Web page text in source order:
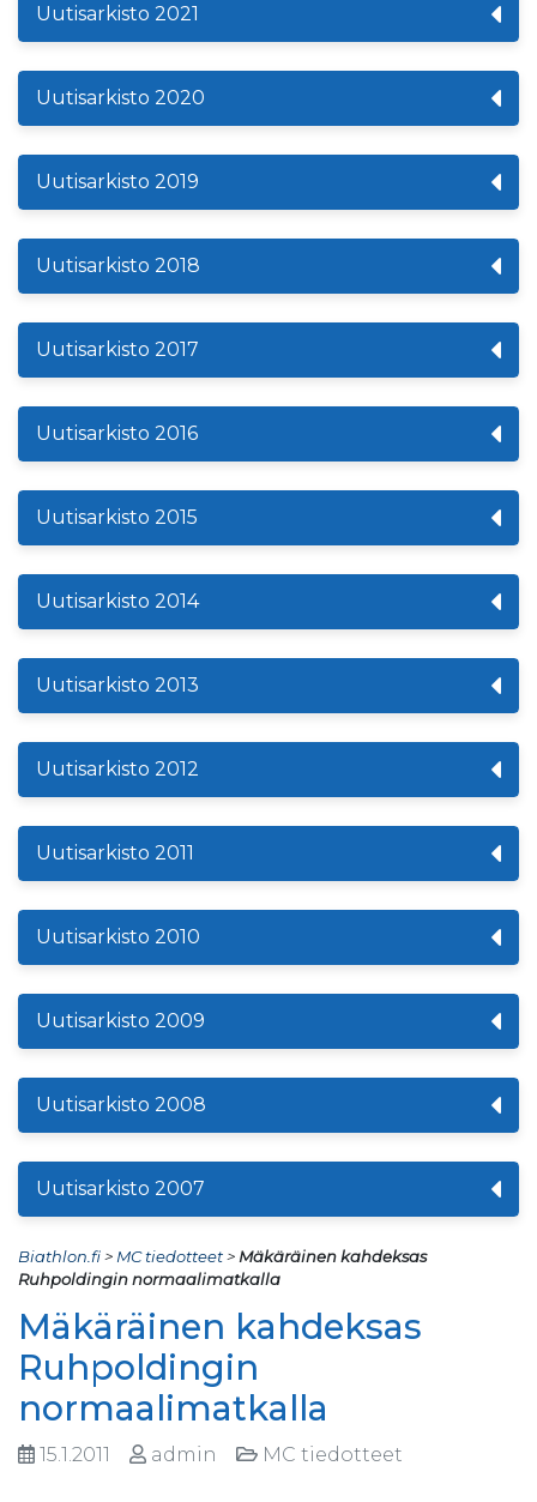
Uutisarkisto 2021
Uutisarkisto 2020
Uutisarkisto 2019
Uutisarkisto 2018
Uutisarkisto 2017
Uutisarkisto 2016
Uutisarkisto 2015
Uutisarkisto 2014
Uutisarkisto 2013
Uutisarkisto 2012
Uutisarkisto 2011
Uutisarkisto 2010
Uutisarkisto 2009
Uutisarkisto 2008
Uutisarkisto 2007
Biathlon.fi> MC tiedotteet> Mäkäräinen kahdeksas
Ruhpoldingin normaalimatkalla
Mäkäräinen kahdeksas
Ruhpoldingin
normaalimatkalla
15.1.2011 admin MC tiedotteet